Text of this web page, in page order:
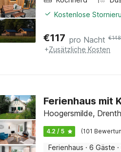
Kostenlose
€117 pro Nacht €148
+Zusätzliche Kosten
Ferienhaus mit
Hoogersmilde,
4.2 / 5 (101
Ferienhaus · 6 Gäste ·